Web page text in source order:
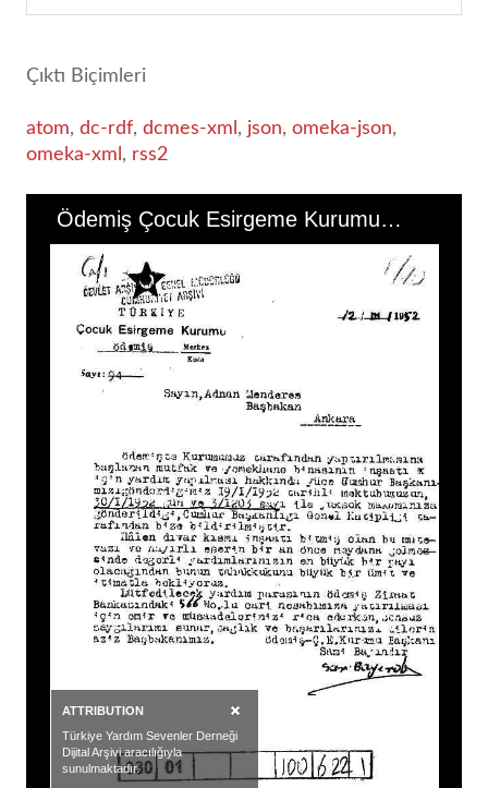
Çıktı Biçimleri
atom, dc-rdf, dcmes-xml , json, omeka-json,
omeka-xml , rss2